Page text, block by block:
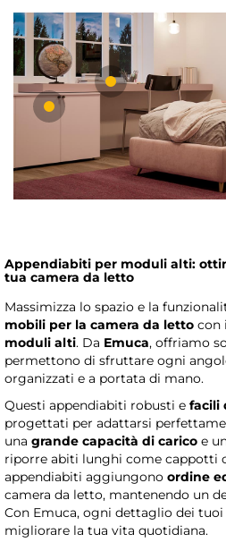
Appendiabiti per moduli alti:
tua camera da letto
Massimizza lo spazio e la
mobili per la camera da letto con
moduli alti. Da Emuca, offriamo
permettono di sfruttare ogni
organizzati e a portata di mano.
Questi appendiabiti robusti e facili
progettati per adattarsi
una grande capacità di carico e
riporre abiti lunghi come cappotti
appendiabiti aggiungono ordine
camera da letto, mantenendo un
Con Emuca, ogni dettaglio dei
migliorare la tua vita quotidiana.